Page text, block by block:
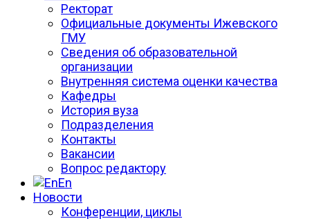
Ректорат
Официальные документы Ижевского
ГМУ
Сведения об образовательной
организации
Внутренняя система оценки качества
Кафедры
История вуза
Подразделения
Контакты
Вакансии
Вопрос редактору
En
Новости
Конференции, циклы